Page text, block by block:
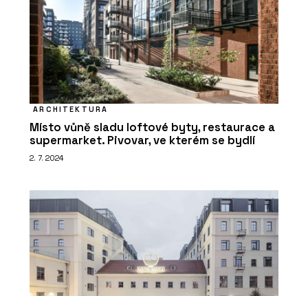
ARCHITEKTURA
Místo vůně sladu loftové byty, restaurace a
supermarket. Pivovar, ve kterém se bydlí
2. 7. 2024